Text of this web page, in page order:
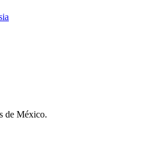
de México.